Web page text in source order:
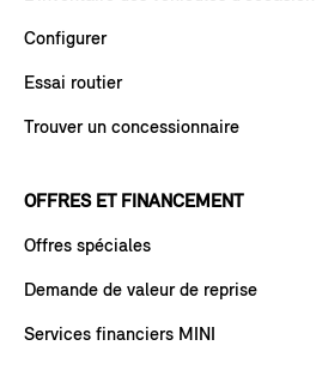
Configurer
Essai routier
Trouver un concessionnaire
OFFRES ET FINANCEMENT
Offres spéciales
Demande de valeur de reprise
Services financiers MINI